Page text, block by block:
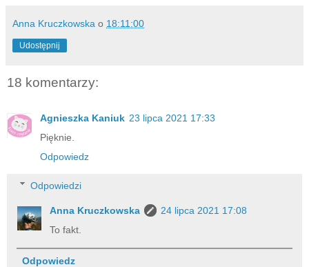
Anna Kruczkowska o 18:11:00
Udostępnij
18 komentarzy:
Agnieszka Kaniuk 23 lipca 2021 17:33
Pięknie.
Odpowiedz
Odpowiedzi
Anna Kruczkowska
24 lipca 2021 17:08
To fakt.
Odpowiedz